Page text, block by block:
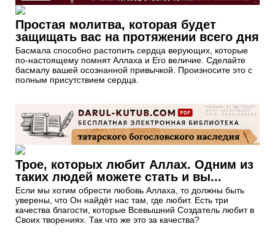
Простая молитва, которая будет
защищать вас на протяжении всего дня
Басмала способно растопить сердца верующих, которые
по-настоящему помнят Аллаха и Его величие. Сделайте
басмалу вашей осознанной привычкой. Произносите это с
полным присутствием сердца.
Трое, которых любит Аллах. Одним из
таких людей можете стать и вы...
Если мы хотим обрести любовь Аллаха, то должны быть
уверены, что Он найдёт нас там, где любит. Есть три
качества благости, которые Всевышний Создатель любит в
Своих творениях. Так что же это за качества?